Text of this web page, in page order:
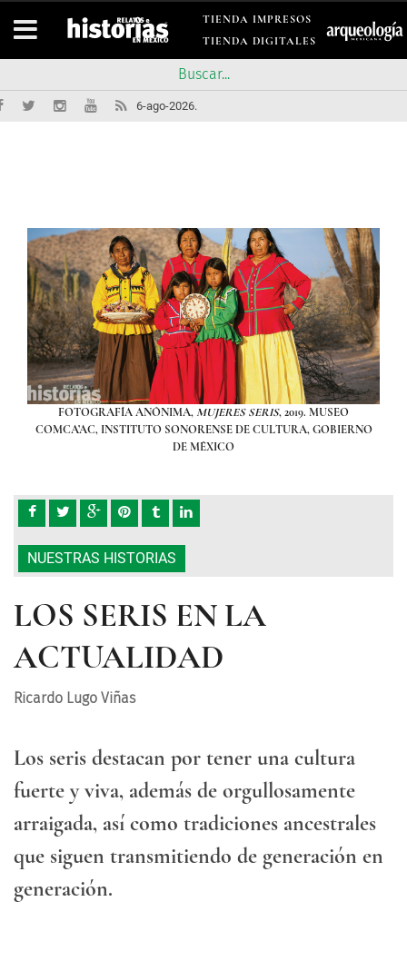
TIENDA IMPRESOS
TIENDA DIGITALES
6-ago-2026.
FOTOGRAFÍA ANÓNIMA,MUJERES SERIS, 2019. MUSEO
COMCA’AC, INSTITUTO SONORENSE DE CULTURA, GOBIERNO
DE MÉXICO
NUESTRAS HISTORIAS
LOS SERIS EN LA
ACTUALIDAD
Ricardo Lugo Viñas
Los seris destacan por tener una cultura
fuerte y viva, además de orgullosamente
arraigada, así como tradiciones ancestrales
que siguen transmitiendo de generación en
generación.